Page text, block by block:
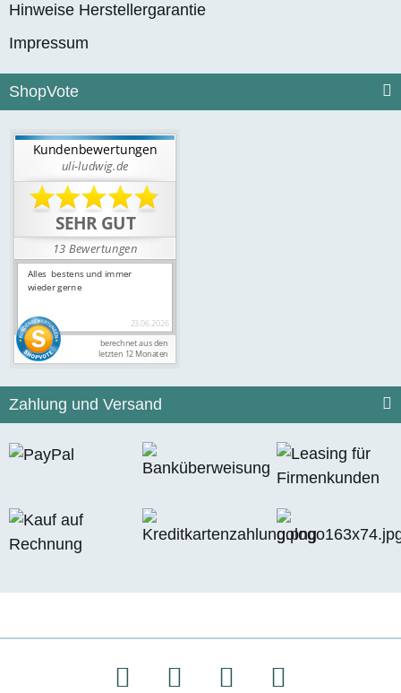
Hinweise Herstellergarantie
Impressum
ShopVote
Zahlung und Versand